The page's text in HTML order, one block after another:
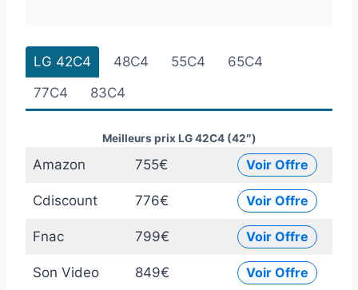
LG 42C4 48C4 55C4
65C4
77C4
83C4
Amazon 755€ Voir Offre
Cdiscount 776€ Voir Offre
Fnac 799€ Voir Offre
Son Video 849€ Voir Offre
Meilleurs prix LG 42C4 (42″)